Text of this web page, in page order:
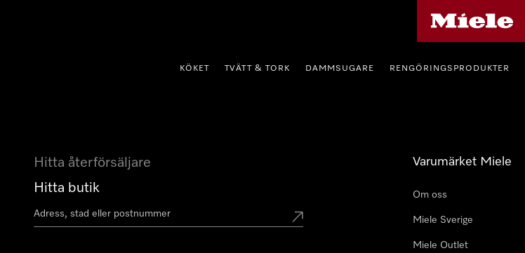
KÖKET TVÄTT & TORK DAMMSUGARE RENGÖRINGSPRODUKTER
Hitta återförsäljare
Hitta butik
Varumärket Miele
Om oss
Miele Sverige
Miele Outlet